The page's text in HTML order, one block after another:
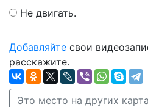
Не двигать.
Добавляйте свои
расскажите.
Это место на других